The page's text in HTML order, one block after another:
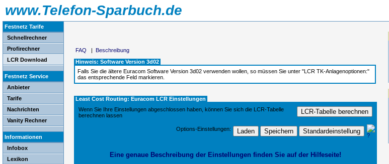
www.Telefon-Sparbuch.de
Festnetz Tarife
Schnellrechner
Profirechner
LCR Download
Festnetz Service
Anbieter
Tarife
Nachrichten
Vanity Rechner
Informationen
Infobox
Lexikon
FAQ | Beschreibung
Hinweis: Software Version 3d02
Falls Sie die ältere Euracom Software Version 3d02 verwenden wollen, so müssen Sie unter "LCR TK-Anlagenoptionen:"
das entsprechende Feld markieren.
Least Cost Routing: Euracom LCR Einstellungen
Wenn Sie Ihre Einstellungen abgeschlossen haben, können Sie sich die LCR-Tabelle
berechnen lassen
Options-Einstellungen:
Eine genaue Beschreibung der Einstellungen finden Sie auf der Hilfeseite!